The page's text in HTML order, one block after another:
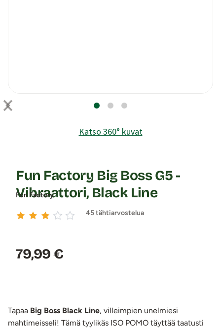
Katso 360° kuvat
Fun Factory
Fun Factory Big Boss G5 -
Vibraattori, Black Line
45 tähtiarvostelua
Hinta:
79,99 €
Tapaa Big Boss Black Line, villeimpien unelmiesi
mahtimeisseli! Tämä tyylikäs ISO POMO täyttää taatusti